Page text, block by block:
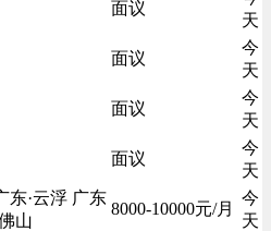
面议
天
面议
今
天
面议
今
天
面议
今
天
东·云浮 广东
山
8000-10000元/月
今
天